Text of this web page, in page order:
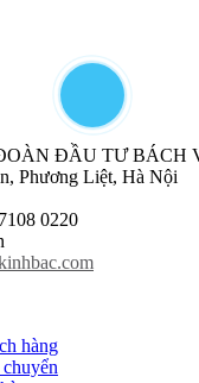
ĐẦU TƯ BÁCH
Phương Liệt, Hà Nội
0220
hàng